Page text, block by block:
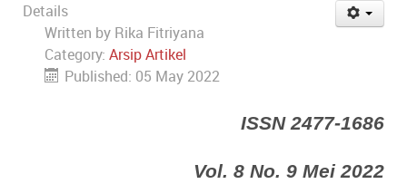
Details
Written by Rika Fitriyana
Category: Arsip Artikel
Published: 05 May 2022
ISSN 2477-1686
Vol. 8 No. 9 Mei 2022